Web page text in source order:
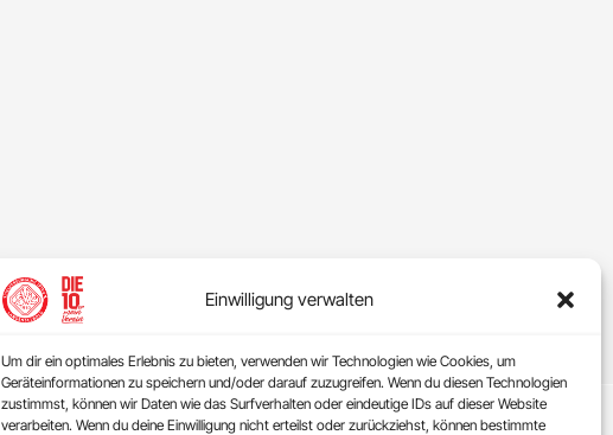
Einwilligung verwalten
Um dir ein optimales Erlebnis zu bieten, verwenden wir Technologien wie Cookies, um
Geräteinformationen zu speichern und/oder darauf zuzugreifen. Wenn du diesen Technologien
zustimmst, können wir Daten wie das Surfverhalten oder eindeutige IDs auf dieser Website
verarbeiten. Wenn du deine Einwilligung nicht erteilst oder zurückziehst, können bestimmte